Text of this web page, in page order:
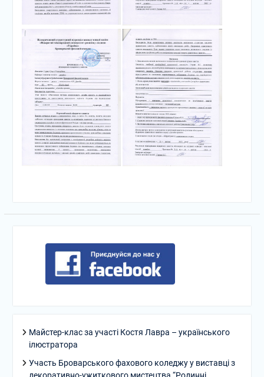
Майстер-клас за участі Костя Лавра – українського
ілюстратора
Участь Броварського фахового коледжу у виставці з